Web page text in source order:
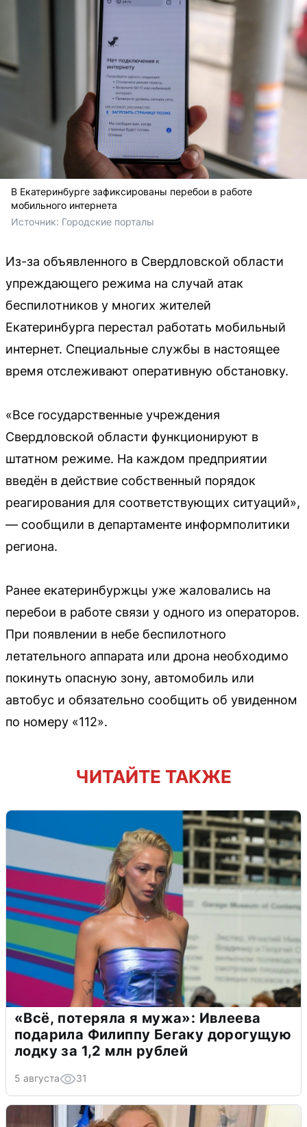
В Екатеринбурге зафиксированы перебои в работе
мобильного интернета
Источник: Городские порталы
Из-за объявленного в Свердловской области
упреждающего режима на случай атак
беспилотников у многих жителей
Екатеринбурга перестал работать мобильный
интернет. Специальные службы в настоящее
время отслеживают оперативную обстановку.
«Все государственные учреждения
Свердловской области функционируют в
штатном режиме. На каждом предприятии
введён в действие собственный порядок
реагирования для соответствующих ситуаций»,
— сообщили в департаменте информполитики
региона.
Ранее екатеринбуржцы уже жаловались на
перебои в работе связи у одного из операторов.
При появлении в небе беспилотного
летательного аппарата или дрона необходимо
покинуть опасную зону, автомобиль или
автобус и обязательно сообщить об увиденном
по номеру «112».
ЧИТАЙТЕ ТАКЖЕ
«Всё, потеряла я мужа»: Ивлеева
подарила Филиппу Бегаку дорогущую
лодку за 1,2 млн рублей
5 августа 31